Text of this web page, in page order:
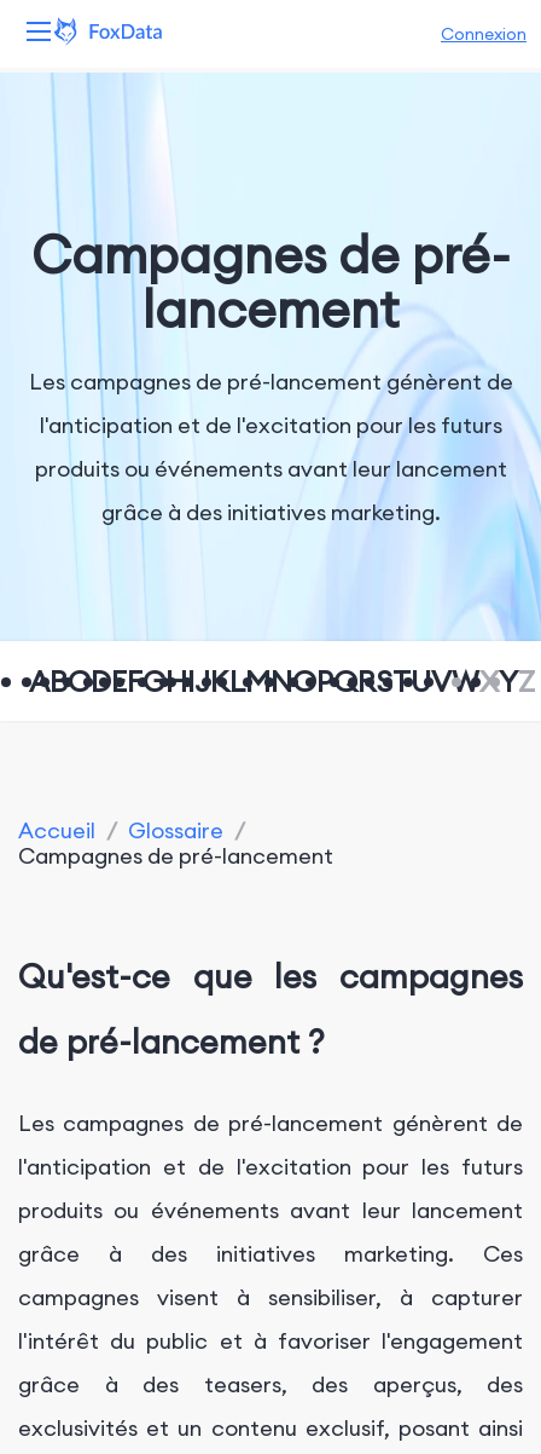
Connexion
Solutions
Ressources
Entreprise
Campagnes de pré-
lancement
Les campagnes de pré-lancement génèrent de
l'anticipation et de l'excitation pour les futurs
produits ou événements avant leur lancement
grâce à des initiatives marketing.
ABCDEFGHIJKLMNOPQRSTUVWXYZ
Accueil / Glossaire /
Campagnes de pré-lancement
Qu'est-ce que les campagnes
de pré-lancement ?
Les campagnes de pré-lancement génèrent de
l'anticipation et de l'excitation pour les futurs
produits ou événements avant leur lancement
grâce à des initiatives marketing. Ces
campagnes visent à sensibiliser, à capturer
l'intérêt du public et à favoriser l'engagement
grâce à des teasers, des aperçus, des
exclusivités et un contenu exclusif, posant ainsi